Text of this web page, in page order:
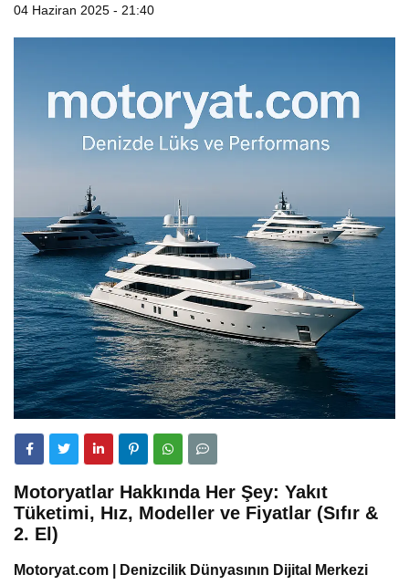
04 Haziran 2025 - 21:40
Motoryatlar Hakkında Her Şey: Yakıt
Tüketimi, Hız, Modeller ve Fiyatlar (Sıfır &
2. El)
Motoryat.com | Denizcilik Dünyasının Dijital Merkezi